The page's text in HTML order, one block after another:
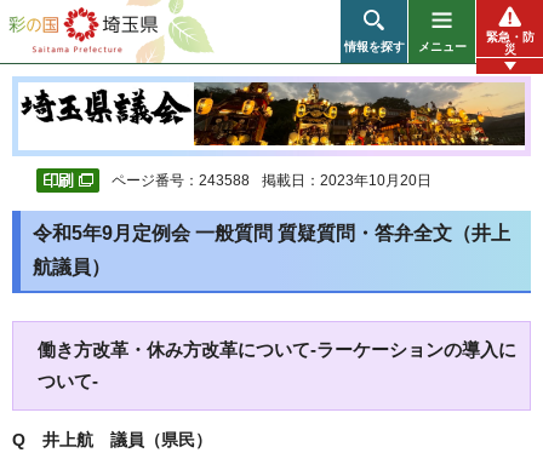
彩の国 埼玉県
情報を探す メニュー
緊急・防
災
ページ番号：243588 掲載日：2023年10月20日
令和5年9月定例会 一般質問 質疑質問・答弁全文（井上
航議員）
働き方改革・休み方改革について-ラーケーションの導入に
ついて-
Q 井上航 議員（県民）